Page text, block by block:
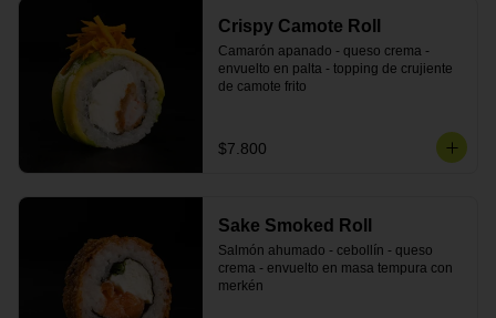
Crispy Camote Roll
Camarón apanado - queso crema -
envuelto en palta - topping de crujiente
de camote frito
$7.800
Sake Smoked Roll
Salmón ahumado - cebollín - queso
crema - envuelto en masa tempura con
merkén